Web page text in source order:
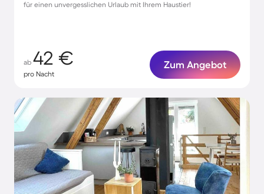
für einen unvergesslichen Urlaub mit Ihrem Haustier!
ab 42 €
pro Nacht
Zum Angebot